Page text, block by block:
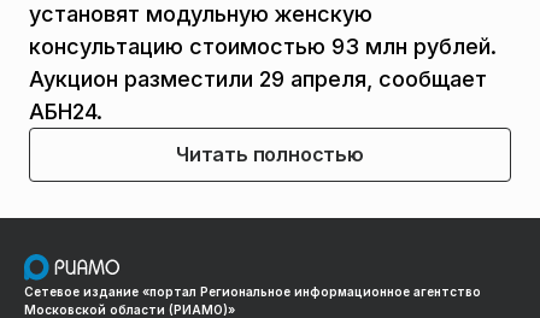
установят модульную женскую
консультацию стоимостью 93 млн рублей.
Аукцион разместили 29 апреля, сообщает
АБН24.
Читать полностью
Сетевое издание «портал Региональное информационное агентство
Московской области (РИАМО)»